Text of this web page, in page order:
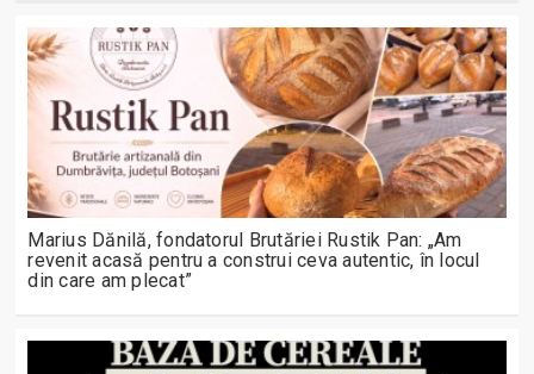
Marius Dănilă, fondatorul Brutăriei Rustik Pan: „Am
revenit acasă pentru a construi ceva autentic, în locul
din care am plecat”